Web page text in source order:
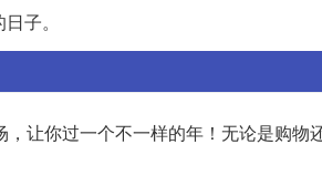
子。
让你过一个不一样的年！无论是购